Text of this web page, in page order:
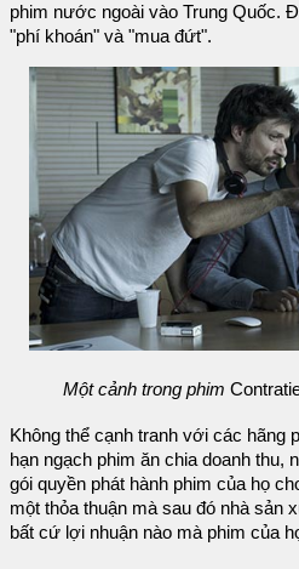
phim nước ngoài vào Trung Quốc.
"phí khoán" và "mua đứt".
Một cảnh trong phim
Không thể cạnh tranh với các hãng
hạn ngạch phim ăn chia doanh thu,
gói quyền phát hành phim của họ
một thỏa thuận mà sau đó nhà sản
bất cứ lợi nhuận nào mà phim của